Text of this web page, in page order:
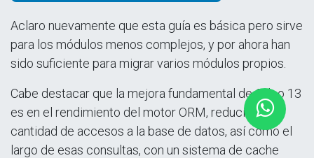
Aclaro nuevamente que esta guía es básica pero sirve
para los módulos menos complejos, y por ahora han
sido suficiente para migrar varios módulos propios.
Cabe destacar que la mejora fundamental de Odoo 13
es en el rendimiento del motor ORM, reduciendo la
cantidad de accesos a la base de datos, así como el
largo de esas consultas, con un sistema de cache